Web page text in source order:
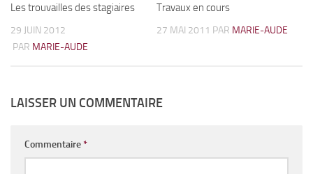
Les trouvailles des stagiaires
29 JUIN 2012
PAR MARIE-AUDE
Travaux en cours
27 MAI 2011 PAR MARIE-AUDE
LAISSER UN COMMENTAIRE
Commentaire*